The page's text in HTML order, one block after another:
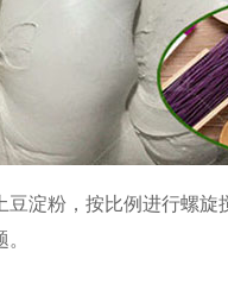
淀粉，按比例进行螺